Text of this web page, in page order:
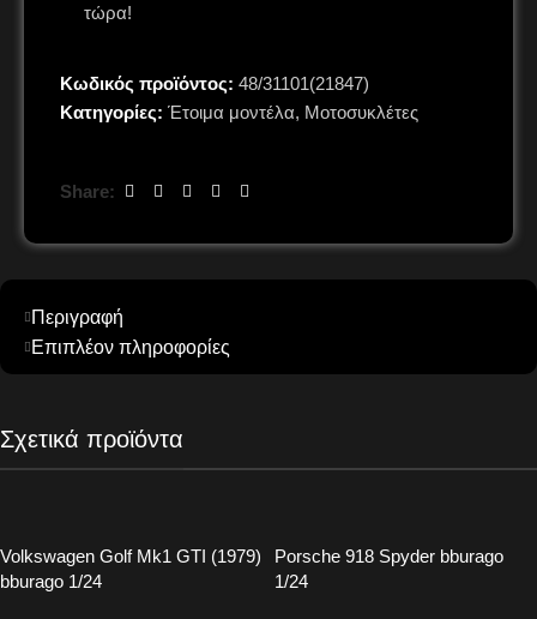
τώρα!
Κωδικός προϊόντος: 48/31101(21847)
Κατηγορίες: Έτοιμα μοντέλα, Μοτοσυκλέτες
Share:
Περιγραφή
Επιπλέον πληροφορίες
Σχετικά προϊόντα
Volkswagen Golf Mk1 GTI (1979)
bburago 1/24
Porsche 918 Spyder bburago
1/24